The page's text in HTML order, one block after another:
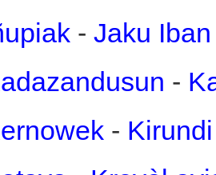
- Jaku Iban
-
- Kirundi